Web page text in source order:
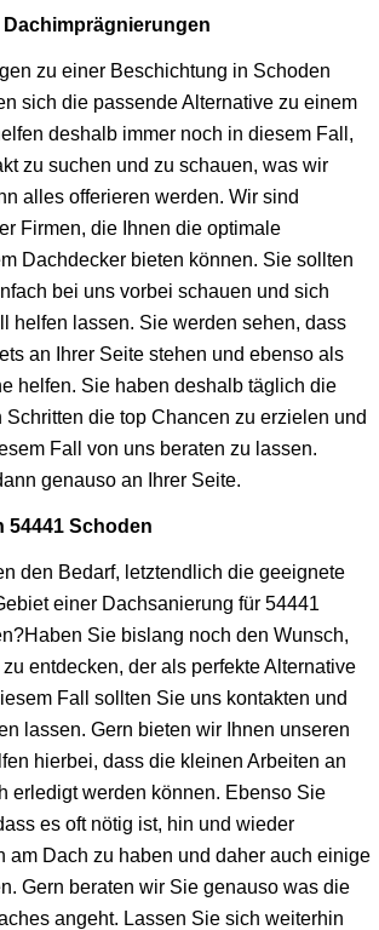
zu einer Beschichtung in Schoden
sich die passende Alternative zu einem
deshalb immer noch in diesem Fall,
zu suchen und zu schauen, was wir
alles offerieren werden. Wir sind
Firmen, die Ihnen die optimale
Dachdecker bieten können. Sie sollten
bei uns vorbei schauen und sich
helfen lassen. Sie werden sehen, dass
an Ihrer Seite stehen und ebenso als
helfen. Sie haben deshalb täglich die
die top Chancen zu erzielen und
Fall von uns beraten zu lassen.
genauso an Ihrer Seite.
54441 Schoden
den Bedarf, letztendlich die geeignete
einer Dachsanierung für 54441
Sie bislang noch den Wunsch,
entdecken, der als perfekte Alternative
Fall sollten Sie uns kontakten und
lassen. Gern bieten wir Ihnen unseren
hierbei, dass die kleinen Arbeiten an
erledigt werden können. Ebenso Sie
es oft nötig ist, hin und wieder
am Dach zu haben und daher auch einige
Gern beraten wir Sie genauso was die
angeht. Lassen Sie sich weiterhin